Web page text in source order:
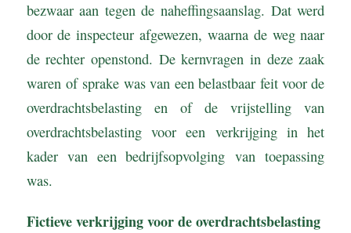
bezwaar aan tegen de naheffingsaanslag. Dat werd
door de inspecteur afgewezen, waarna de weg naar
de rechter openstond. De kernvragen in deze zaak
waren of sprake was van een belastbaar feit voor de
overdrachtsbelasting en of de vrijstelling van
overdrachtsbelasting voor een verkrijging in het
kader van een bedrijfsopvolging van toepassing
was.
Fictieve verkrijging voor de overdrachtsbelasting